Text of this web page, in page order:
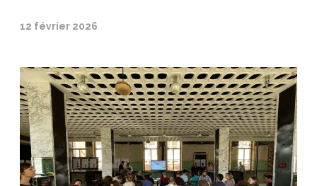
12 février 2026